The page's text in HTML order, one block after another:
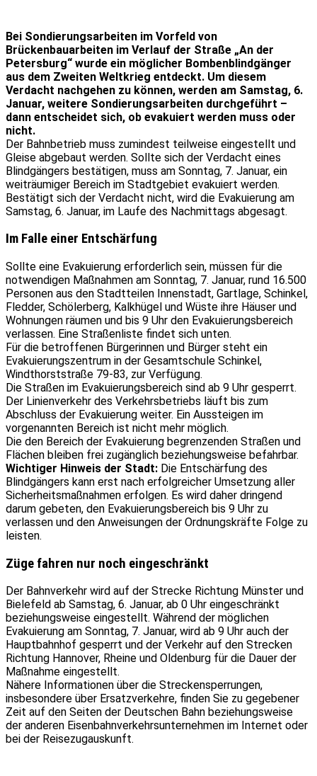
Bei Sondierungsarbeiten im Vorfeld von
Brückenbauarbeiten im Verlauf der Straße „An der
Petersburg“ wurde ein möglicher Bombenblindgänger
aus dem Zweiten Weltkrieg entdeckt. Um diesem
Verdacht nachgehen zu können, werden am Samstag, 6.
Januar, weitere Sondierungsarbeiten durchgeführt –
dann entscheidet sich, ob evakuiert werden muss oder
nicht.
Der Bahnbetrieb muss zumindest teilweise eingestellt und
Gleise abgebaut werden. Sollte sich der Verdacht eines
Blindgängers bestätigen, muss am Sonntag, 7. Januar, ein
weiträumiger Bereich im Stadtgebiet evakuiert werden.
Bestätigt sich der Verdacht nicht, wird die Evakuierung am
Samstag, 6. Januar, im Laufe des Nachmittags abgesagt.
Im Falle einer Entschärfung
Sollte eine Evakuierung erforderlich sein, müssen für die
notwendigen Maßnahmen am Sonntag, 7. Januar, rund 16.500
Personen aus den Stadtteilen Innenstadt, Gartlage, Schinkel,
Fledder, Schölerberg, Kalkhügel und Wüste ihre Häuser und
Wohnungen räumen und bis 9 Uhr den Evakuierungsbereich
verlassen. Eine Straßenliste findet sich unten.
Für die betroffenen Bürgerinnen und Bürger steht ein
Evakuierungszentrum in der Gesamtschule Schinkel,
Windthorststraße 79-83, zur Verfügung.
Die Straßen im Evakuierungsbereich sind ab 9 Uhr gesperrt.
Der Linienverkehr des Verkehrsbetriebs läuft bis zum
Abschluss der Evakuierung weiter. Ein Aussteigen im
vorgenannten Bereich ist nicht mehr möglich.
Die den Bereich der Evakuierung begrenzenden Straßen und
Flächen bleiben frei zugänglich beziehungsweise befahrbar.
Wichtiger Hinweis der Stadt: Die Entschärfung des
Blindgängers kann erst nach erfolgreicher Umsetzung aller
Sicherheitsmaßnahmen erfolgen. Es wird daher dringend
darum gebeten, den Evakuierungsbereich bis 9 Uhr zu
verlassen und den Anweisungen der Ordnungskräfte Folge zu
leisten.
Züge fahren nur noch eingeschränkt
Der Bahnverkehr wird auf der Strecke Richtung Münster und
Bielefeld ab Samstag, 6. Januar, ab 0 Uhr eingeschränkt
beziehungsweise eingestellt. Während der möglichen
Evakuierung am Sonntag, 7. Januar, wird ab 9 Uhr auch der
Hauptbahnhof gesperrt und der Verkehr auf den Strecken
Richtung Hannover, Rheine und Oldenburg für die Dauer der
Maßnahme eingestellt.
Nähere Informationen über die Streckensperrungen,
insbesondere über Ersatzverkehre, finden Sie zu gegebener
Zeit auf den Seiten der Deutschen Bahn beziehungsweise
der anderen Eisenbahnverkehrsunternehmen im Internet oder
bei der Reisezugauskunft.